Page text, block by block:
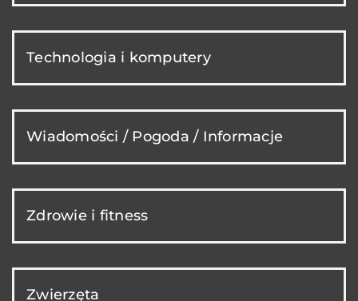
Technologia i komputery
Wiadomości / Pogoda / Informacje
Zdrowie i fitness
Zwierzęta